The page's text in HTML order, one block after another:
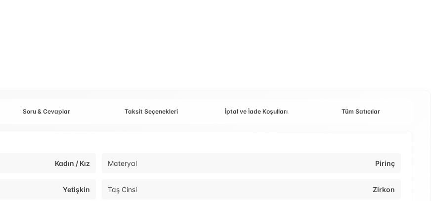
Soru & Cevaplar Taksit Seçenekleri İptal ve İade Koşulları Tüm Satıcılar
Kadın / Kız Materyal Pirinç
Yetişkin Taş Cinsi Zirkon